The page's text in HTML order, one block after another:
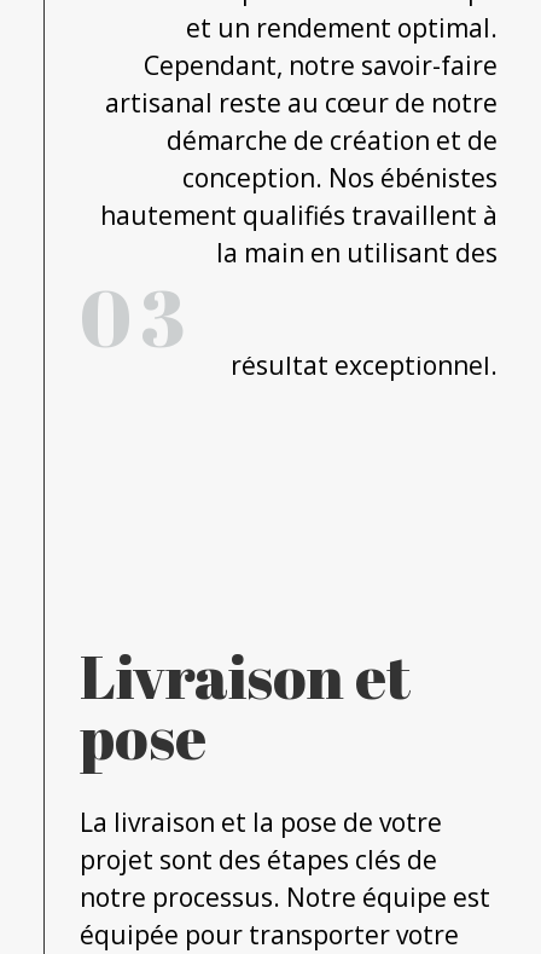
et un rendement optimal.
Cependant, notre savoir-faire
artisanal reste au cœur de notre
démarche de création et de
conception. Nos ébénistes
hautement qualifiés travaillent à
la main en utilisant des
techniques traditionnelles de
menuiserie pour obtenir un
résultat exceptionnel.
03
Livraison et
pose
La livraison et la pose de votre
projet sont des étapes clés de
notre processus. Notre équipe est
équipée pour transporter votre